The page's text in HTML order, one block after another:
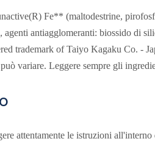
Fe** (maltodestrine,
antiagglomeranti: biossido di
trademark of Taiyo Kagaku Co. -
variare. Leggere sempre gli
attentamente le istruzioni all'interno